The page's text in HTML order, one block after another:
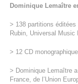
Dominique Lemaître
> 138 partitions
Rubin, Universal
> 12 CD
> Dominique Lemaître
France, de l’Union